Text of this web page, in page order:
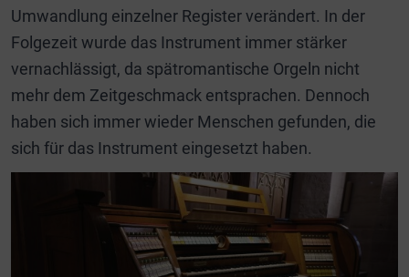
Umwandlung einzelner Register verändert. In der
Folgezeit wurde das Instrument immer stärker
vernachlässigt, da spätromantische Orgeln nicht
mehr dem Zeitgeschmack entsprachen. Dennoch
haben sich immer wieder Menschen gefunden, die
sich für das Instrument eingesetzt haben.